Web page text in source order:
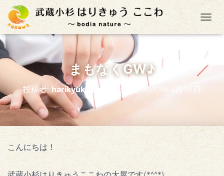
ナ
まもなくGW♪
投稿者:harikyukokowa 投稿日: 2023年4月26日
こんにちは！